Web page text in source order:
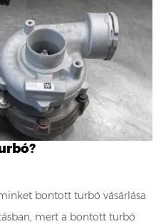
bontott turbó vásárlása
mert a bontott turbó